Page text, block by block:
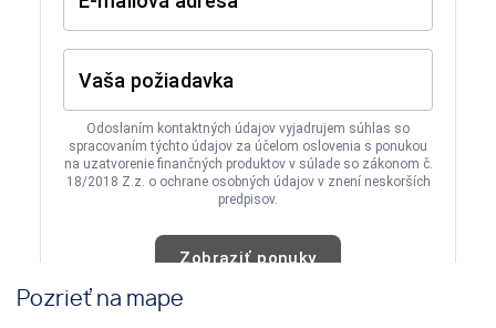
Pozrieť na mape